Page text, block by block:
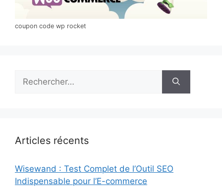
coupon code wp rocket
Rechercher :
Articles récents
Wisewand : Test Complet de l’Outil SEO
Indispensable pour l’E-commerce